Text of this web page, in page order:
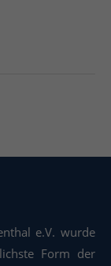
e.V. wurde
Form der